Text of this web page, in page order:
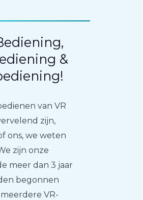
&
van VR
zijn,
ons, we weten
zijn onze
meer dan 3 jaar
begonnen
VR-